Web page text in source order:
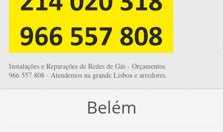
Instalações e Reparações de Redes de Gás - Orçamentos
966 557 808 - Atendemos na grande Lisboa e arredores.
Belém